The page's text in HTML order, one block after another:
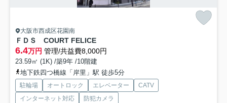
大阪市西成区花園南
ＦＤＳ COURT FELICE
6.4万円 管理/共益費8,000円
23.59㎡ (1K) /築9年 /10階建
地下鉄四つ橋線「岸里」駅 徒歩5分
駐輪場 オートロック エレベーター
CATV
インターネット対応
防犯カメラ